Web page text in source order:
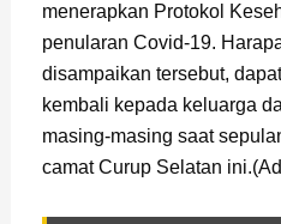
menerapkan Protokol
penularan Covid-19.
disampaikan tersebut,
kembali kepada keluarga
masing-masing saat
camat Curup Selatan